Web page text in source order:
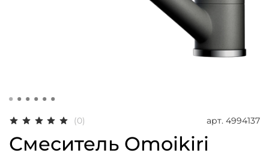
(0) арт. 4994137
Смеситель Omoikiri